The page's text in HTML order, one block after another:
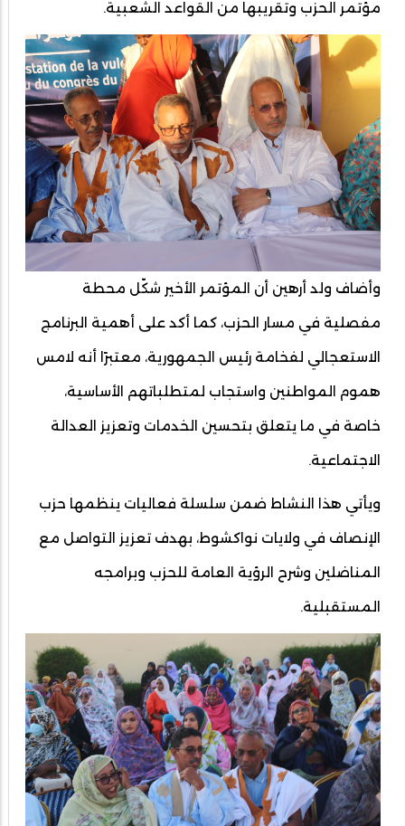
مؤتمر الحزب وتقريبها من القواعد الشعبية.
وأضاف ولد أرهين أن المؤتمر الأخير شكّل محطة
مفصلية في مسار الحزب، كما أكد على أهمية البرنامج
الاستعجالي لفخامة رئيس الجمهورية، معتبرًا أنه لامس
هموم المواطنين واستجاب لمتطلباتهم الأساسية،
خاصة في ما يتعلق بتحسين الخدمات وتعزيز العدالة
الاجتماعية.
ويأتي هذا النشاط ضمن سلسلة فعاليات ينظمها حزب
الإنصاف في ولايات نواكشوط، بهدف تعزيز التواصل مع
المناضلين وشرح الرؤية العامة للحزب وبرامجه
المستقبلية.